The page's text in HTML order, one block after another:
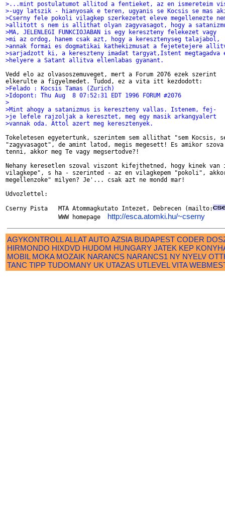
>...mint postulatumot allitod a fentieket, az en ismereteim
>-ugy latszik - hianyosak e teren, ugyanis se Kocsis se mas
>Cserny fele pokoli vilagkep szerkezetet eleve megellenezte
>allitott s nem is allithat olyan zagyvasagot, hogy a
>MA, JELENLEGI FUNKCIOJABAN is egy kereszteny felekezet vagy
>mi az ordog, hanem csak azt, hogy a keresztenyseg talajabol,
>annak formai es dogmatikai kathekizmusat a fejetetejere
>sarjadzott ki, a kereszteny imadat targyat,Istent megtagadva
>helyere a Satant allitva ellenlabas gyanant.
Vedd elo az olvasoszemuveget, mert a Forum 2076 ezek szerint
>Felado : Kocsis Tamas (Zurich)
>Idopont: Thu Aug  8 07:52:31 EDT 1996 FORUM #2076
>
>Mint ahogy a satanizmus is kereszteny vallas. Istenem, fej-
>je lefele rajzoljak a keresztet, meg egy masik arkangyalert
>vannak oda. Attol azert meg keresztenyek.
Tokeletesen egyetertunk, szerintem sem allithat "sem Kocsis,
"zagyvasagot", de amint latod, megis megesett! Es amikor szova
tenni, akkor meg Te vagy megsertodve?!
Nehany keresetlen szoval viszont kifejthetned, hogy kinek
vilagkepe", s ha - szerinted - az en vilagkepem "pokoli",
megellenzoke" milyen? Je'... csak azt ne mondd mar!
Udvozlettel:
Cserny Pista   MTA Atommagkutato Intezet, Debrecen (mailto:
               WWW homepage
http://esca.atomki.hu/~cserny
AGYKONTROLLALLATAUTO AZSIA BUDAPEST CODER
HIRMONDO HIXDVD HUDOM HUNGARY JATEK KEP
MOBIL MOKA MOZAIK NARANCS NARANCS1 NY NYELV
TANC TIPP TUDOMANY UK UTAZAS UTLEVEL VITA